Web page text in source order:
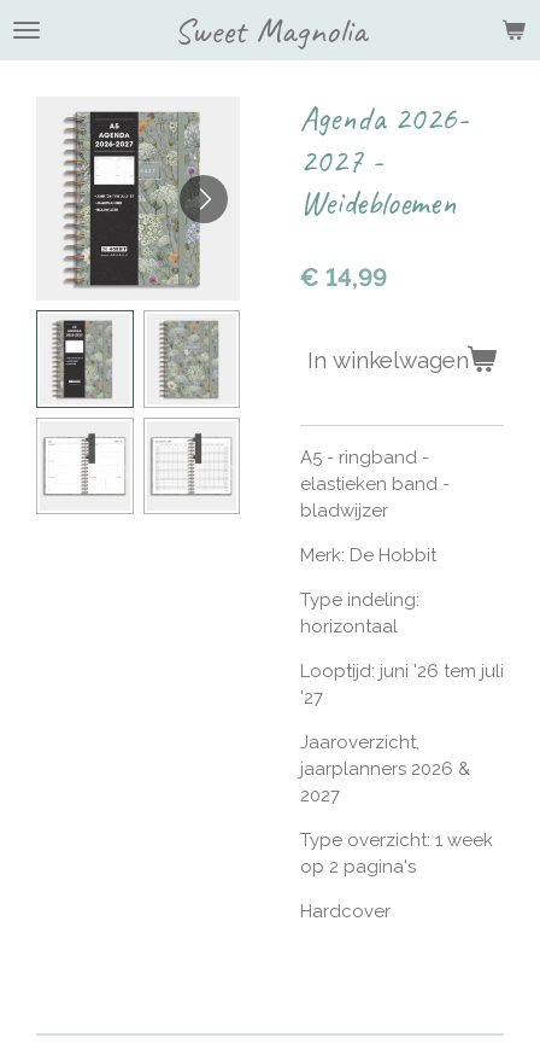
Ga
hoofdinhoud
Sweet Magnolia
Agenda 2026-
2027 -
Weidebloemen
€ 14,99
In winkelwagen
A5 - ringband -
elastieken band -
bladwijzer
Merk: De Hobbit
Type indeling:
horizontaal
Looptijd: juni '26 tem juli
'27
Jaaroverzicht,
jaarplanners 2026 &
2027
Type overzicht: 1 week
op 2 pagina's
Hardcover